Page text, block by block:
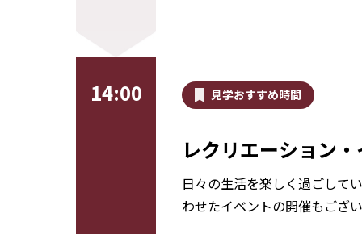
14:00 見学おすすめ時間
レクリエーション
日々の生活を楽しく過ごして
わせたイベントの開催もござ